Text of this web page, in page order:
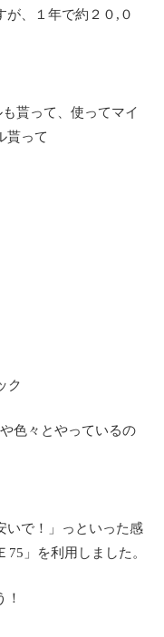
が、１年で約２０,０
貰って、使ってマイ
貰って
ク
色々とやっているの
いで！」っといった感
」を利用しました。